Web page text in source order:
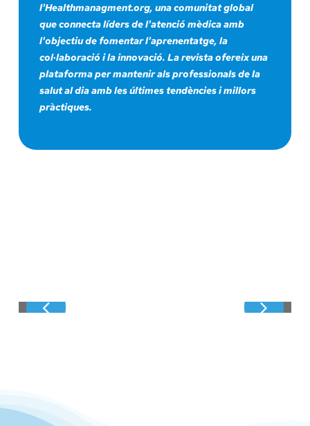
l'Healthmanagment.org, una comunitat global
que connecta líders de l'atenció mèdica amb
l'objectiu de fomentar l'aprenentatge, la
col·laboració i la innovació. La revista ofereix una
plataforma per mantenir als professionals de la
salut al dia amb les últimes tendències i millors
pràctiques.